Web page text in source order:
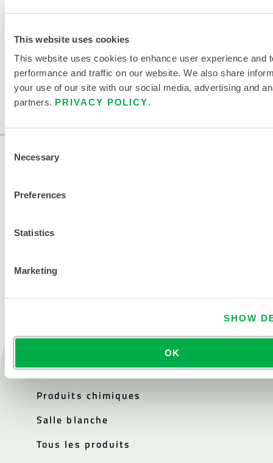
This website uses cookies
This website uses cookies to enhance user experience and
performance and traffic on our website. We also share
your use of our site with our social media, advertising and
partners. PRIVACY POLICY.
Selection
Necessary
Preferences
Statistics
Marketing
SHOW
OK
CHIMIQUE
Feu
Produits chimiques
Salle blanche
Tous les produits